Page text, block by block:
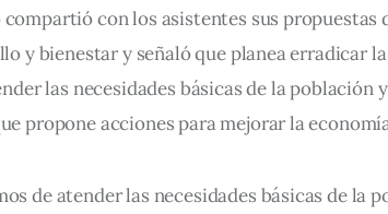
compartió con los asistentes sus propuestas
y bienestar y señaló que planea erradicar
las necesidades básicas de la población
propone acciones para mejorar la
de atender las necesidades básicas de la